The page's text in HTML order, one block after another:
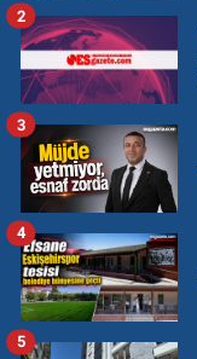
2
3
4
5